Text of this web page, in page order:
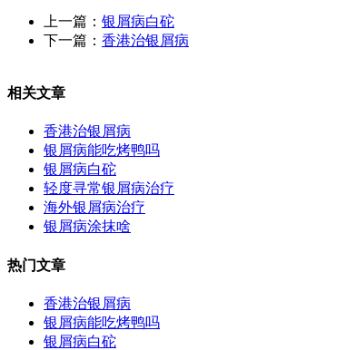
上一篇： 银屑病白砣
下一篇： 香港治银屑病
相关文章
香港治银屑病
银屑病能吃烤鸭吗
银屑病白砣
轻度寻常银屑病治疗
海外银屑病治疗
银屑病涂抹啥
热门文章
香港治银屑病
银屑病能吃烤鸭吗
银屑病白砣